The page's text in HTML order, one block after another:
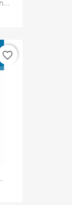
favorite_border